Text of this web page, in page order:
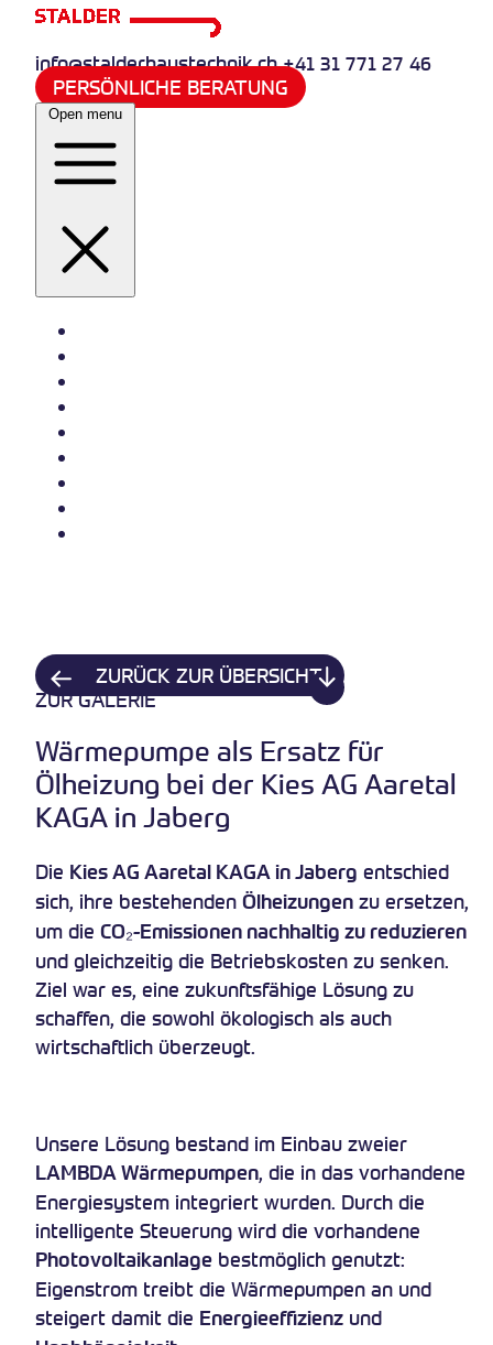
info@stalderhaustechnik.ch +41 31 771 27 46
PERSÖNLICHE BERATUNG
Open menu
ZURÜCK ZUR ÜBERSICHT
ZURGALERIE
Wärmepumpe als Ersatz für
Ölheizung bei der Kies AG Aaretal
KAGA in Jaberg
Die Kies AG Aaretal KAGA in Jaberg entschied
sich, ihre bestehenden Ölheizungen zu ersetzen,
um die CO₂-Emissionen nachhaltig zu reduzieren
und gleichzeitig die Betriebskosten zu senken.
Ziel war es, eine zukunftsfähige Lösung zu
schaffen, die sowohl ökologisch als auch
wirtschaftlich überzeugt.
Unsere Lösung bestand im Einbau zweier
LAMBDA Wärmepumpen, die in das vorhandene
Energiesystem integriert wurden. Durch die
intelligente Steuerung wird die vorhandene
Photovoltaikanlage bestmöglich genutzt:
Eigenstrom treibt die Wärmepumpen an und
steigert damit die Energieeffizienz und